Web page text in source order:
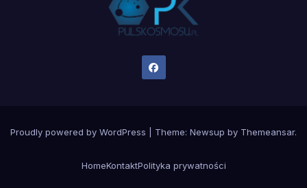
Proudly powered by WordPress Theme: Newsup by Themeansar.
HomeKontaktPolityka prywatności